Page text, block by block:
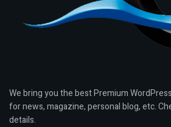
We bring you the best Premium
for news, magazine, personal blog, etc.
details.